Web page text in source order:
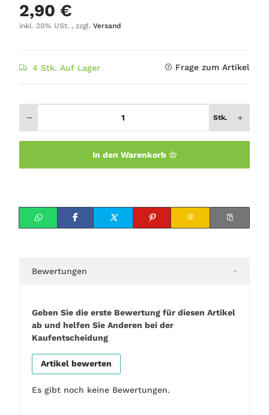
2,90 €
inkl. 20% USt. , zzgl. Versand
4 Stk. Auf Lager Frage zum Artikel
Stk.
In den Warenkorb
Bewertungen
Geben Sie die erste Bewertung für diesen Artikel
ab und helfen Sie Anderen bei der
Kaufentscheidung
Artikel bewerten
Es gibt noch keine Bewertungen.